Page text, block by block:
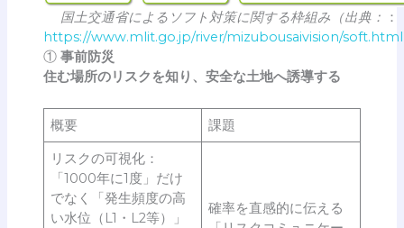
国土交通省によるソフト対策に関する枠組み（出典：
：
https://www.mlit.go.jp/river/mizubousaivision/soft.html
① 事前防災
住む場所のリスクを知り、安全な土地へ誘導する
概要 課題
リスクの可視化：
「1000年に1度」だけ
でなく「発生頻度の高
い水位（L1・L2等）」
確率を直感的に伝える